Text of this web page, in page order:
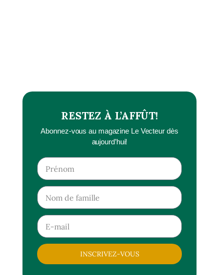
RESTEZ À L’AFFÛT!
Abonnez-vous au magazine Le Vecteur dès
aujourd’hui!
INSCRIVEZ-VOUS